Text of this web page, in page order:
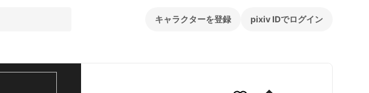
キャラクターを登録 pixiv IDでログイン